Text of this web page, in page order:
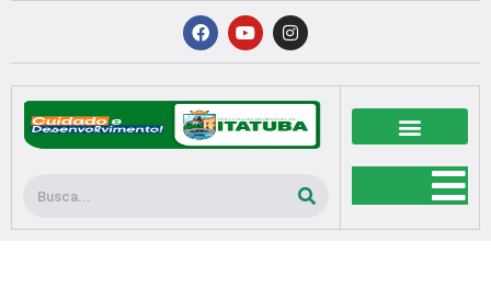
conteúdo
F
a
c
b
o
o
k
Y
o
u
u
b
e
I
n
s
a
g
r
a
Pesquisar